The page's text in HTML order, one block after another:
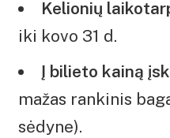
Kelionių
iki kovo 31 d.
Į bilieto kainą
mažas rankinis
sėdyne).